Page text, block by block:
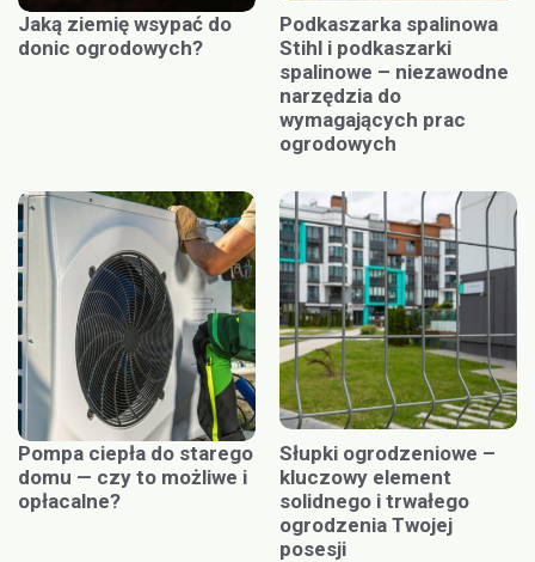
Jaką ziemię wsypać do
donic ogrodowych?
Podkaszarka spalinowa
Stihl i podkaszarki
spalinowe – niezawodne
narzędzia do
wymagających prac
ogrodowych
Pompa ciepła do starego
domu — czy to możliwe i
opłacalne?
Słupki ogrodzeniowe –
kluczowy element
solidnego i trwałego
ogrodzenia Twojej
posesji